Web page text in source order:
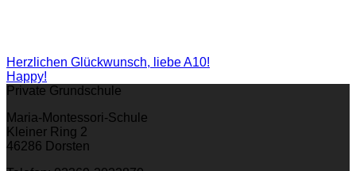
Herzlichen Glückwunsch, liebe A10!
Happy!
Private Grundschule
Maria-Montessori-Schule
Kleiner Ring 2
46286 Dorsten